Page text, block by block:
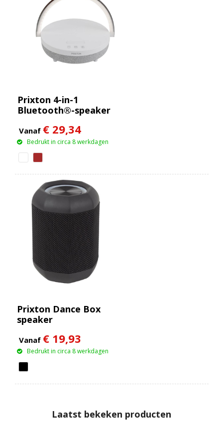
Prixton 4-in-1
Bluetooth®-speaker
ledverlichting en
draadloos
oplaadstation
Vanaf € 29,34
Bedrukt in circa 8 werkdagen
Prixton Dance Box
speaker
Vanaf € 19,93
Bedrukt in circa 8 werkdagen
Laatst bekeken producten